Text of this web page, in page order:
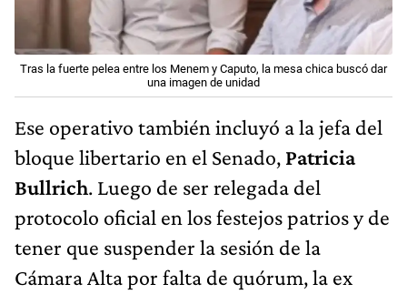
Tras la fuerte pelea entre los Menem y Caputo, la mesa chica buscó dar
una imagen de unidad
Ese operativo también incluyó a la jefa del
bloque libertario en el Senado, Patricia
Bullrich. Luego de ser relegada del
protocolo oficial en los festejos patrios y de
tener que suspender la sesión de la
Cámara Alta por falta de quórum, la ex